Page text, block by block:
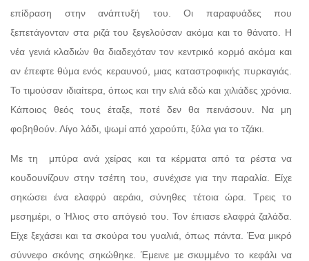
επίδραση στην ανάπτυξή του. Οι παραφυάδες που
ξεπετάγονταν στα ριζά του ξεγελούσαν ακόμα και το θάνατο. Η
νέα γενιά κλαδιών θα διαδεχόταν τον κεντρικό κορμό ακόμα και
αν έπεφτε θύμα ενός κεραυνού, μιας καταστροφικής πυρκαγιάς.
Το τιμούσαν ιδιαίτερα, όπως και την ελιά εδώ και χιλιάδες χρόνια.
Κάποιος θεός τους έταξε, ποτέ δεν θα πεινάσουν. Να μη
φοβηθούν. Λίγο λάδι, ψωμί από χαρούπι, ξύλα για το τζάκι.
Με τη μπύρα ανά χείρας και τα κέρματα από τα ρέστα να
κουδουνίζουν στην τσέπη του, συνέχισε για την παραλία. Είχε
σηκώσει ένα ελαφρύ αεράκι, σύνηθες τέτοια ώρα. Τρεις το
μεσημέρι, ο Ήλιος στο απόγειό του. Τον έπιασε ελαφρά ζαλάδα.
Είχε ξεχάσει και τα σκούρα του γυαλιά, όπως πάντα. Ένα μικρό
σύννεφο σκόνης σηκώθηκε. Έμεινε με σκυμμένο το κεφάλι να